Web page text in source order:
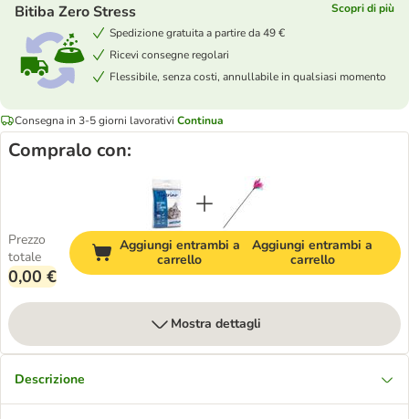
Bitiba Zero Stress
Scopri di più
Spedizione gratuita a partire da 49 €
Ricevi consegne regolari
Flessibile, senza costi, annullabile in qualsiasi momento
Consegna in 3-5 giorni lavorativi Continua
Compralo con:
Prezzo
totale
0,00 €
Aggiungi entrambi a
carrello
Aggiungi entrambi a
carrello
Mostra dettagli
Descrizione